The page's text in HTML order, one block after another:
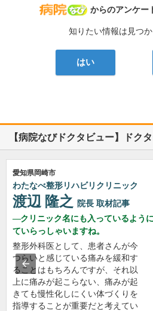
病院なび
からのアンケー
知りたい情報は見つ
はい
【病院なびドクタビュー】ドク
愛知県岡崎市
わたなべ整形リハビリクリニック
渡辺 隆之 院長 取材記事
クリニック名にも入っているよう
ていらっしゃいますね。
整形外科医として、患者さんが今
つらいと感じている痛みを緩和す
ることはもちろんですが、それ以
上に痛みが起こらない、痛みが起
きても慢性化しにくい体づくりを
指導することが重要だと考えてい